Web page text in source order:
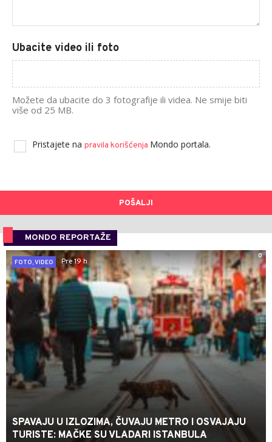
Ubacite video ili foto
Možete da ubacite do 3 fotografije ili videa. Ne smije biti
više od 25 MB.
Pristajete na pravila korišćenja Mondo portala.
POŠALJI
MONDO REPORTAŽE
0
FOTO, VIDEO
Pre 19 h
SPAVAJU U IZLOZIMA, ČUVAJU METRO I OSVAJAJU
TURISTE: MAČKE SU VLADARI ISTANBULA